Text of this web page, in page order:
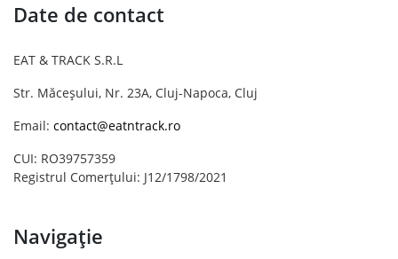
Date de contact
EAT & TRACK S.R.L
Str. Măceșului, Nr. 23A, Cluj-Napoca, Cluj
Email: contact@eatntrack.ro
CUI: RO39757359
Registrul Comerțului: J12/1798/2021
Navigație